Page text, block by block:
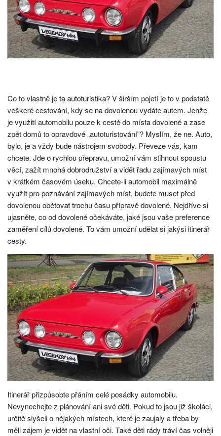
Co to vlastně je ta autoturistika? V širším pojetí je to v podstatě
veškeré cestování, kdy se na dovolenou vydáte autem. Jenže
je využití automobilu pouze k cestě do místa dovolené a zase
zpět domů to opravdové „autoturistování“? Myslím, že ne. Auto,
bylo, je a vždy bude nástrojem svobody. Převeze vás, kam
chcete. Jde o rychlou přepravu, umožní vám stihnout spoustu
věcí, zažít mnohá dobrodružství a vidět řadu zajímavých míst
v krátkém časovém úseku. Chcete-li automobil maximálně
využít pro poznávání zajímavých míst, budete muset před
dovolenou obětovat trochu času přípravě dovolené. Nejdříve si
ujasněte, co od dovolené očekáváte, jaké jsou vaše preference
zaměření cílů dovolené. To vám umožní udělat si jakýsi itinerář
cesty.
Itinerář přizpůsobte přáním celé posádky automobilu.
Nevynechejte z plánování ani své děti. Pokud to jsou již školáci,
určitě slyšeli o nějakých místech, které je zaujaly a třeba by
měli zájem je vidět na vlastní oči. Také děti rády tráví čas volněji